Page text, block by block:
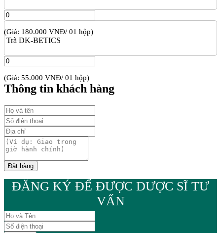
(Giá: 180.000 VNĐ/ 01 hộp)
Trà DK-BETICS
(Giá: 55.000 VNĐ/ 01 hộp)
Thông tin khách hàng
ĐĂNG KÝ ĐỂ ĐƯỢC DƯỢC SĨ TƯ
VẤN